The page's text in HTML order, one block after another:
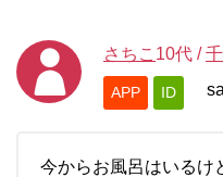
さちこ 10代 /
APP ID
今からお風呂はいるけ